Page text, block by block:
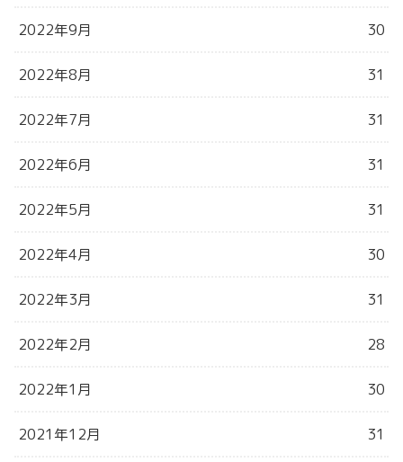
2022年9月 30
2022年8月 31
2022年7月 31
2022年6月 31
2022年5月 31
2022年4月 30
2022年3月 31
2022年2月 28
2022年1月 30
2021年12月 31